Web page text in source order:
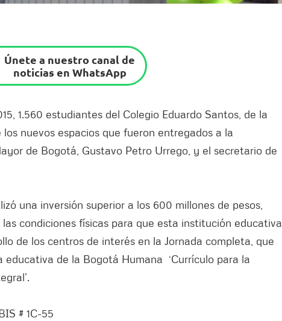
Únete a nuestro canal de
noticias en WhatsApp
1.560 estudiantes del Colegio Eduardo Santos, de la
nuevos espacios que fueron entregados a la
de Bogotá, Gustavo Petro Urrego, y el secretario de
una inversión superior a los 600 millones de pesos,
condiciones físicas para que esta institución educativa
de los centros de interés en la Jornada completa, que
de la Bogotá Humana ‘Currículo para la
# 1C-55